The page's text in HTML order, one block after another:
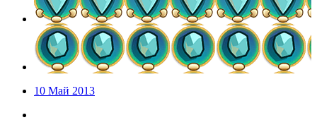
10 Май 2013